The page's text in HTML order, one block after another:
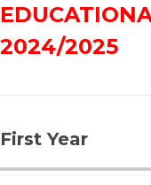
2024/2025
First Year